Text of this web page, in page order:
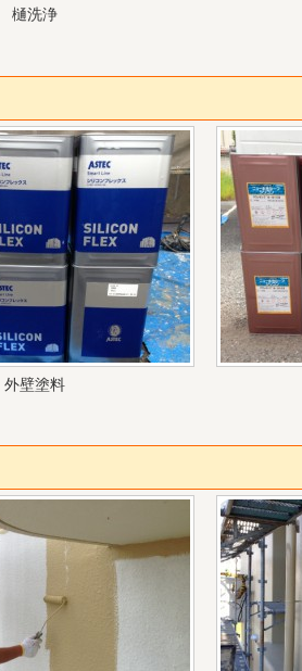
樋洗浄
外壁塗料